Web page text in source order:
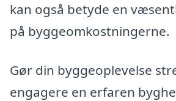
kan også betyde en
på byggeomkostningerne.
Gør din byggeoplevelse
engagere en erfaren